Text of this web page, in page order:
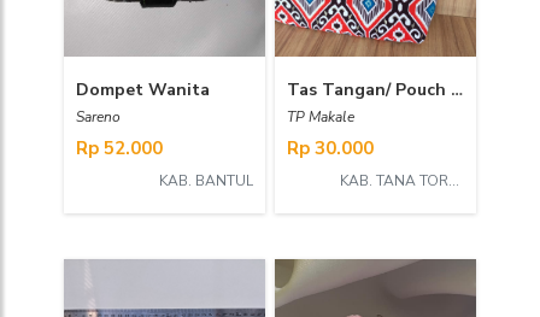
Dompet Wanita
Sareno
Rp 52.000
KAB. BANTUL
Tas Tangan/ Pouch dari kain batik
TP Makale
Rp 30.000
KAB. TANA TORAJA